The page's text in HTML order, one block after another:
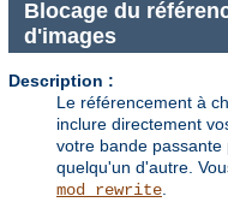
Blocage du
d'images
Description :
Le référencement à
inclure directement
votre bande
quelqu'un d'autre.
mod_rewrite.